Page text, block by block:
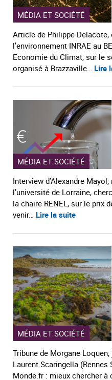
MÉDIA ET SOCIÉTÉ
Article de Philippe
l’environnement INRAE au
Economie du Climat, sur le
organisé à Brazzaville… Lire
MÉDIA ET SOCIÉTÉ
Interview d’Alexandre
l’université de Lorraine,
la chaire RENEL, sur le prix
venir… Lire la suite
MÉDIA ET SOCIÉTÉ
Tribune de Morgane
Laurent Scaringella
Monde.fr : mieux chercher